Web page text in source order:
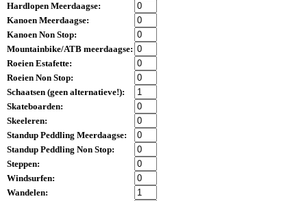
Hardlopen Meerdaagse:
Kanoen Meerdaagse:
Kanoen Non Stop:
Mountainbike/ATB meerdaagse:
Roeien Estafette:
Roeien Non Stop:
Schaatsen (geen alternatieve!):
Skateboarden:
Skeeleren:
Standup Peddling Meerdaagse:
Standup Peddling Non Stop:
Steppen:
Windsurfen:
Wandelen: